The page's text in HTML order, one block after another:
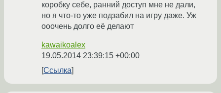
коробку себе, ранний доступ мне не дали,
но я что-то уже подзабил на игру даже. Уж
ооочень долго её делают
kawaikoalex
19.05.2014 23:39:15 +00:00
Ссылка